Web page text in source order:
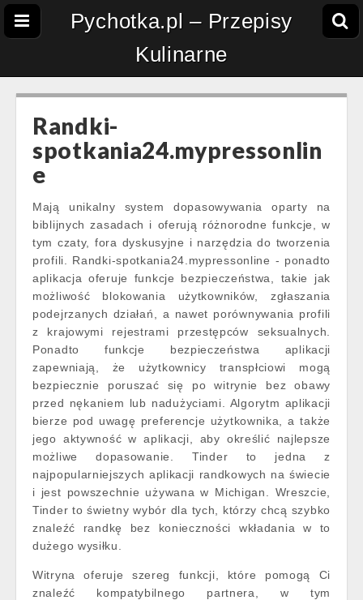
Pychotka.pl – Przepisy
Kulinarne
Randki-
spotkania24.mypressonlin
e
Mają unikalny system dopasowywania oparty na
biblijnych zasadach i oferują różnorodne funkcje, w
tym czaty, fora dyskusyjne i narzędzia do tworzenia
profili. Randki-spotkania24.mypressonline - ponadto
aplikacja oferuje funkcje bezpieczeństwa, takie jak
możliwość blokowania użytkowników, zgłaszania
podejrzanych działań, a nawet porównywania profili
z krajowymi rejestrami przestępców seksualnych.
Ponadto funkcje bezpieczeństwa aplikacji
zapewniają, że użytkownicy transpłciowi mogą
bezpiecznie poruszać się po witrynie bez obawy
przed nękaniem lub nadużyciami. Algorytm aplikacji
bierze pod uwagę preferencje użytkownika, a także
jego aktywność w aplikacji, aby określić najlepsze
możliwe dopasowanie. Tinder to jedna z
najpopularniejszych aplikacji randkowych na świecie
i jest powszechnie używana w Michigan. Wreszcie,
Tinder to świetny wybór dla tych, którzy chcą szybko
znaleźć randkę bez konieczności wkładania w to
dużego wysiłku.
Witryna oferuje szereg funkcji, które pomogą Ci
znaleźć kompatybilnego partnera, w tym